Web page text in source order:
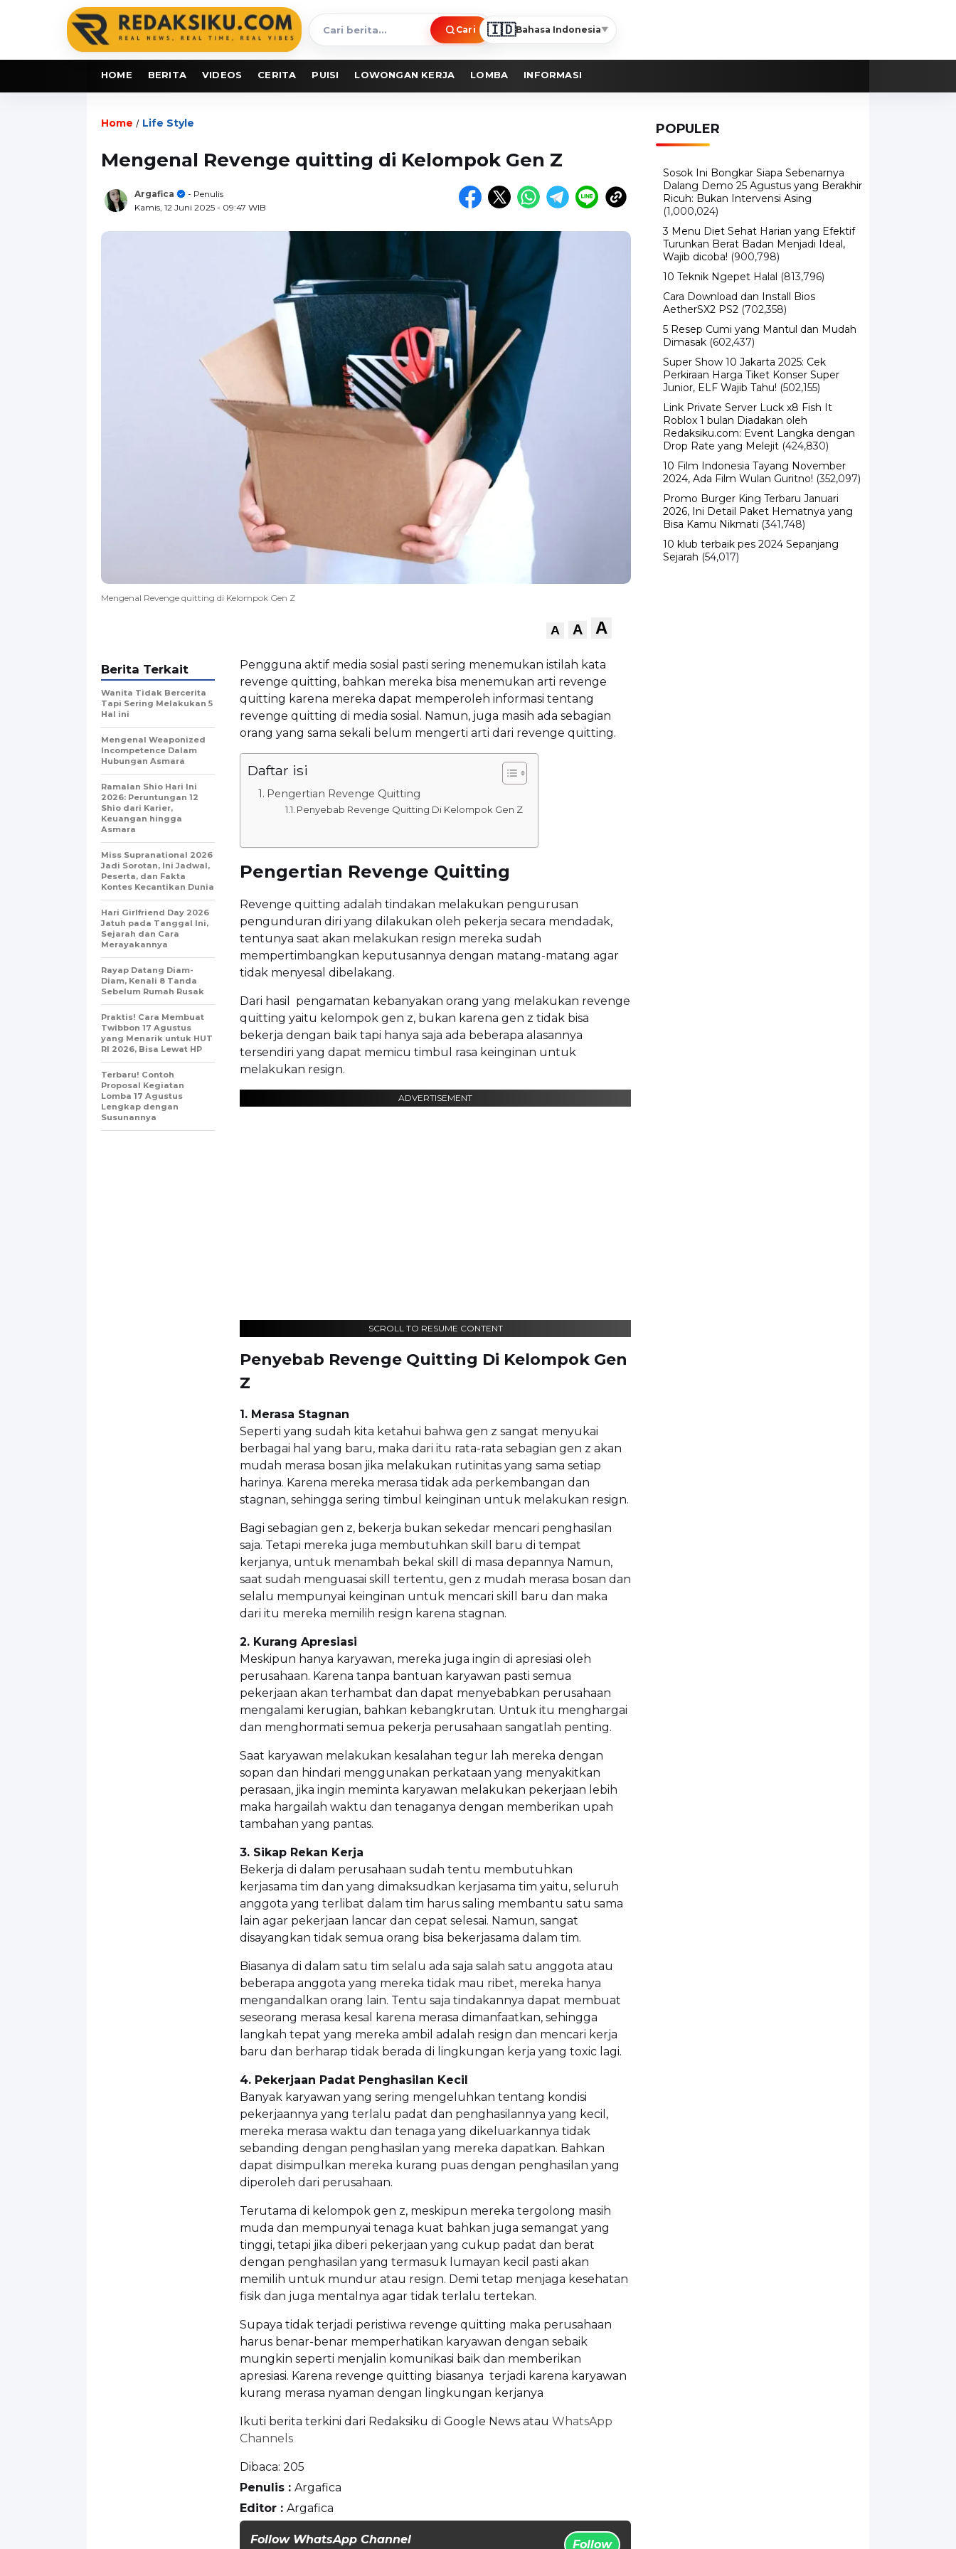
Cari
berita
Cari 🇮🇩Bahasa Indonesia▼
HOME BERITA VIDEOS CERITA PUISI LOWONGAN KERJA LOMBA INFORMASI
Home / Life Style
Mengenal Revenge quitting di Kelompok Gen Z
Argafica
- Penulis
Kamis, 12 Juni 2025 - 09:47 WIB
Mengenal Revenge quitting di Kelompok Gen Z
A A A
Pengguna aktif media sosial pasti sering menemukan istilah kata
revenge quitting, bahkan mereka bisa menemukan arti revenge
quitting karena mereka dapat memperoleh informasi tentang
revenge quitting di media sosial. Namun, juga masih ada sebagian
orang yang sama sekali belum mengerti arti dari revenge quitting.
Daftar isi
Pengertian Revenge Quitting
Penyebab Revenge Quitting Di Kelompok Gen Z
Pengertian Revenge Quitting
Revenge quitting adalah tindakan melakukan pengurusan
pengunduran diri yang dilakukan oleh pekerja secara mendadak,
tentunya saat akan melakukan resign mereka sudah
mempertimbangkan keputusannya dengan matang-matang agar
tidak menyesal dibelakang.
Dari hasil pengamatan kebanyakan orang yang melakukan revenge
quitting yaitu kelompok gen z, bukan karena gen z tidak bisa
bekerja dengan baik tapi hanya saja ada beberapa alasannya
tersendiri yang dapat memicu timbul rasa keinginan untuk
melakukan resign.
ADVERTISEMENT
SCROLL TO RESUME CONTENT
Penyebab Revenge Quitting Di Kelompok Gen
Z
1. Merasa Stagnan
Seperti yang sudah kita ketahui bahwa gen z sangat menyukai
berbagai hal yang baru, maka dari itu rata-rata sebagian gen z akan
mudah merasa bosan jika melakukan rutinitas yang sama setiap
harinya. Karena mereka merasa tidak ada perkembangan dan
stagnan, sehingga sering timbul keinginan untuk melakukan resign.
Bagi sebagian gen z, bekerja bukan sekedar mencari penghasilan
saja. Tetapi mereka juga membutuhkan skill baru di tempat
kerjanya, untuk menambah bekal skill di masa depannya Namun,
saat sudah menguasai skill tertentu, gen z mudah merasa bosan dan
selalu mempunyai keinginan untuk mencari skill baru dan maka
dari itu mereka memilih resign karena stagnan.
2. Kurang Apresiasi
Meskipun hanya karyawan, mereka juga ingin di apresiasi oleh
perusahaan. Karena tanpa bantuan karyawan pasti semua
pekerjaan akan terhambat dan dapat menyebabkan perusahaan
mengalami kerugian, bahkan kebangkrutan. Untuk itu menghargai
dan menghormati semua pekerja perusahaan sangatlah penting.
Saat karyawan melakukan kesalahan tegur lah mereka dengan
sopan dan hindari menggunakan perkataan yang menyakitkan
perasaan, jika ingin meminta karyawan melakukan pekerjaan lebih
maka hargailah waktu dan tenaganya dengan memberikan upah
tambahan yang pantas.
3. Sikap Rekan Kerja
Bekerja di dalam perusahaan sudah tentu membutuhkan
kerjasama tim dan yang dimaksudkan kerjasama tim yaitu, seluruh
anggota yang terlibat dalam tim harus saling membantu satu sama
lain agar pekerjaan lancar dan cepat selesai. Namun, sangat
disayangkan tidak semua orang bisa bekerjasama dalam tim.
Biasanya di dalam satu tim selalu ada saja salah satu anggota atau
beberapa anggota yang mereka tidak mau ribet, mereka hanya
mengandalkan orang lain. Tentu saja tindakannya dapat membuat
seseorang merasa kesal karena merasa dimanfaatkan, sehingga
langkah tepat yang mereka ambil adalah resign dan mencari kerja
baru dan berharap tidak berada di lingkungan kerja yang toxic lagi.
4. Pekerjaan Padat Penghasilan Kecil
Banyak karyawan yang sering mengeluhkan tentang kondisi
pekerjaannya yang terlalu padat dan penghasilannya yang kecil,
mereka merasa waktu dan tenaga yang dikeluarkannya tidak
sebanding dengan penghasilan yang mereka dapatkan. Bahkan
dapat disimpulkan mereka kurang puas dengan penghasilan yang
diperoleh dari perusahaan.
Terutama di kelompok gen z, meskipun mereka tergolong masih
muda dan mempunyai tenaga kuat bahkan juga semangat yang
tinggi, tetapi jika diberi pekerjaan yang cukup padat dan berat
dengan penghasilan yang termasuk lumayan kecil pasti akan
memilih untuk mundur atau resign. Demi tetap menjaga kesehatan
fisik dan juga mentalnya agar tidak terlalu tertekan.
Supaya tidak terjadi peristiwa revenge quitting maka perusahaan
harus benar-benar memperhatikan karyawan dengan sebaik
mungkin seperti menjalin komunikasi baik dan memberikan
apresiasi. Karena revenge quitting biasanya terjadi karena karyawan
kurang merasa nyaman dengan lingkungan kerjanya
Ikuti berita terkini dari Redaksiku di Google News atau WhatsApp
Channels
Dibaca: 205
Penulis : Argafica
Editor : Argafica
Follow WhatsApp Channel Follow
Berita Terkait
Wanita Tidak Bercerita
Tapi Sering Melakukan 5
Hal ini
Mengenal Weaponized
Incompetence Dalam
Hubungan Asmara
Ramalan Shio Hari Ini
2026: Peruntungan 12
Shio dari Karier,
Keuangan hingga
Asmara
Miss Supranational 2026
Jadi Sorotan, Ini Jadwal,
Peserta, dan Fakta
Kontes Kecantikan Dunia
Hari Girlfriend Day 2026
Jatuh pada Tanggal Ini,
Sejarah dan Cara
Merayakannya
Rayap Datang Diam-
Diam, Kenali 8 Tanda
Sebelum Rumah Rusak
Praktis! Cara Membuat
Twibbon 17 Agustus
yang Menarik untuk HUT
RI 2026, Bisa Lewat HP
Terbaru! Contoh
Proposal Kegiatan
Lomba 17 Agustus
Lengkap dengan
Susunannya
POPULER
Sosok Ini Bongkar Siapa Sebenarnya
Dalang Demo 25 Agustus yang Berakhir
Ricuh: Bukan Intervensi Asing
(1,000,024)
3 Menu Diet Sehat Harian yang Efektif
Turunkan Berat Badan Menjadi Ideal,
Wajib dicoba! (900,798)
10 Teknik Ngepet Halal (813,796)
Cara Download dan Install Bios
AetherSX2 PS2 (702,358)
5 Resep Cumi yang Mantul dan Mudah
Dimasak (602,437)
Super Show 10 Jakarta 2025: Cek
Perkiraan Harga Tiket Konser Super
Junior, ELF Wajib Tahu! (502,155)
Link Private Server Luck x8 Fish It
Roblox 1 bulan Diadakan oleh
Redaksiku.com: Event Langka dengan
Drop Rate yang Melejit (424,830)
10 Film Indonesia Tayang November
2024, Ada Film Wulan Guritno! (352,097)
Promo Burger King Terbaru Januari
2026, Ini Detail Paket Hematnya yang
Bisa Kamu Nikmati (341,748)
10 klub terbaik pes 2024 Sepanjang
Sejarah (54,017)